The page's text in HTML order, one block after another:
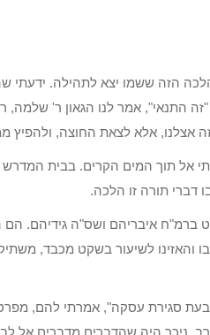
הזה ששמו יצא לתהילה. ידעתי
"זה התנאי", אמר לנו הגאון ר'
אצלנו, אלא לצאת החוצה, ולהפיץ
אל תוך המים הקרים. בבית המדרש
דברי תורה זו הלכה.
ברמ"ח איבריהם ושס"ה גידיהם. הם
והאזינו לשיעור בשקט מכבד,
סגירת עסקה", אמרתי להם,
ניכר היה שהדברים מדברים אל